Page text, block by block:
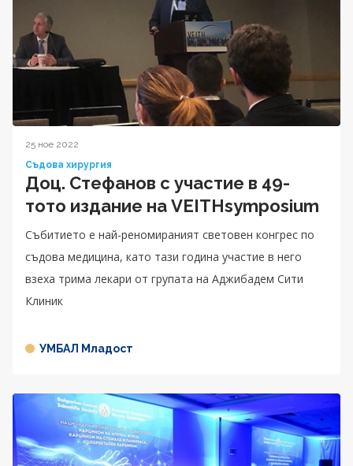
25 ное 2022
Съдова хирургия
Доц. Стефанов с участие в 49-
тото издание на VEITHsymposium
Събитието е най-реномираният световен конгрес по
съдова медицина, като тази година участие в него
взеха трима лекари от групата на Аджибадем Сити
Клиник
УМБАЛ Младост